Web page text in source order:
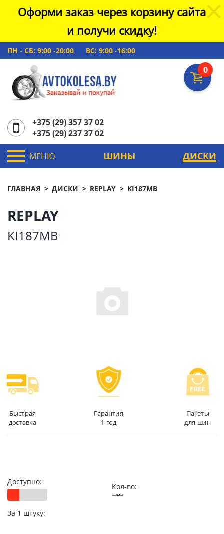
Оформи заказ через корзину сайта
и получи скидку!
ПН - СБ: 9:00 -20:00 ВС: 9:00 -16:00
0
+375 (29) 357 37 02
+375 (29) 237 37 02
МЕНЮ ШИНЫ ДИСКИ
ГЛАВНАЯ ДИСКИ REPLAY KI187MB
REPLAY
KI187MB
Быстрая
доставка
Гарантия
1 год
Пакеты
для шин
Доступно:
Кол-во:
За 1 штуку: